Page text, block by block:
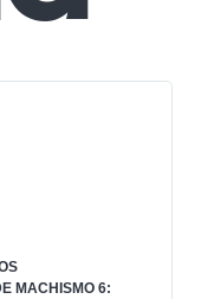
MACHISMO 6: